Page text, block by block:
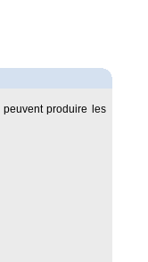
peuvent produire les